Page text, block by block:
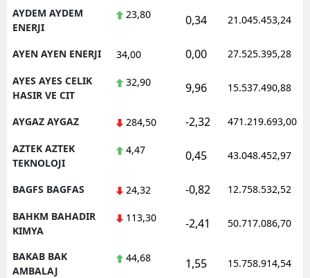
AYDEM AYDEM
ENERJI
23,80 0,34 21.045.453,24
AYEN AYEN ENERJI 34,00 0,00 27.525.395,28
AYES AYES CELIK
HASIR VE CIT
32,90 9,96 15.537.490,88
AYGAZ AYGAZ 284,50 -2,32 471.219.693,00
AZTEK AZTEK
TEKNOLOJI
4,47 0,45 43.048.452,97
BAGFS BAGFAS 24,32 -0,82 12.758.532,52
BAHKM BAHADIR
KIMYA
113,30 -2,41 50.717.086,70
BAKAB BAK
AMBALAJ
44,68 1,55 15.758.914,54